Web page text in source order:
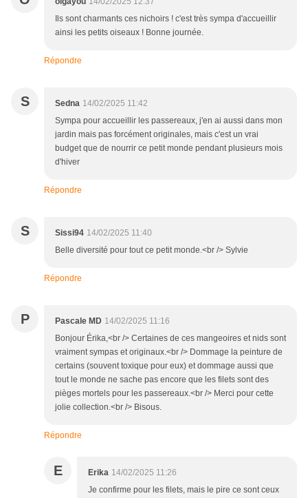
Ils sont charmants ces nichoirs ! c'est très sympa d'accueillir
ainsi les petits oiseaux ! Bonne journée.
Répondre
S Sedna 14/02/2025 11:42
Sympa pour accueillir les passereaux, j'en ai aussi dans mon
jardin mais pas forcément originales, mais c'est un vrai
budget que de nourrir ce petit monde pendant plusieurs mois
d'hiver
Répondre
S Sissi94 14/02/2025 11:40
Belle diversité pour tout ce petit monde.<br /> Sylvie
Répondre
P Pascale MD 14/02/2025 11:16
Bonjour Érika,<br /> Certaines de ces mangeoires et nids sont
vraiment sympas et originaux.<br /> Dommage la peinture de
certains (souvent toxique pour eux) et dommage aussi que
tout le monde ne sache pas encore que les filets sont des
pièges mortels pour les passereaux.<br /> Merci pour cette
jolie collection.<br /> Bisous.
Répondre
E Erika 14/02/2025 11:26
Je confirme pour les filets, mais le pire ce sont ceux